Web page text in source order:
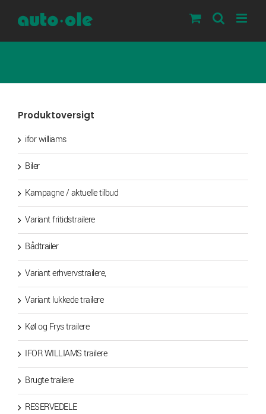
content
Produktoversigt
ifor williams
Biler
Kampagne / aktuelle tilbud
Variant fritidstrailere
Bådtrailer
Variant erhvervstrailere,
Variant lukkede trailere
Køl og Frys trailere
IFOR WILLIAMS trailere
Brugte trailere
RESERVEDELE